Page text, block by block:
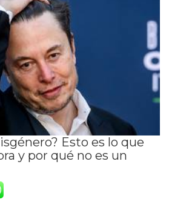
Esto es lo que
y por qué no es un